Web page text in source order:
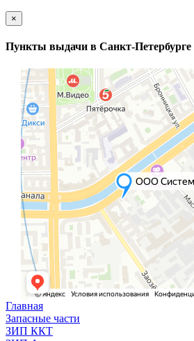
×
Пункты выдачи в Санкт-Петербурге
Главная
Запасные части
ЗИП ККТ